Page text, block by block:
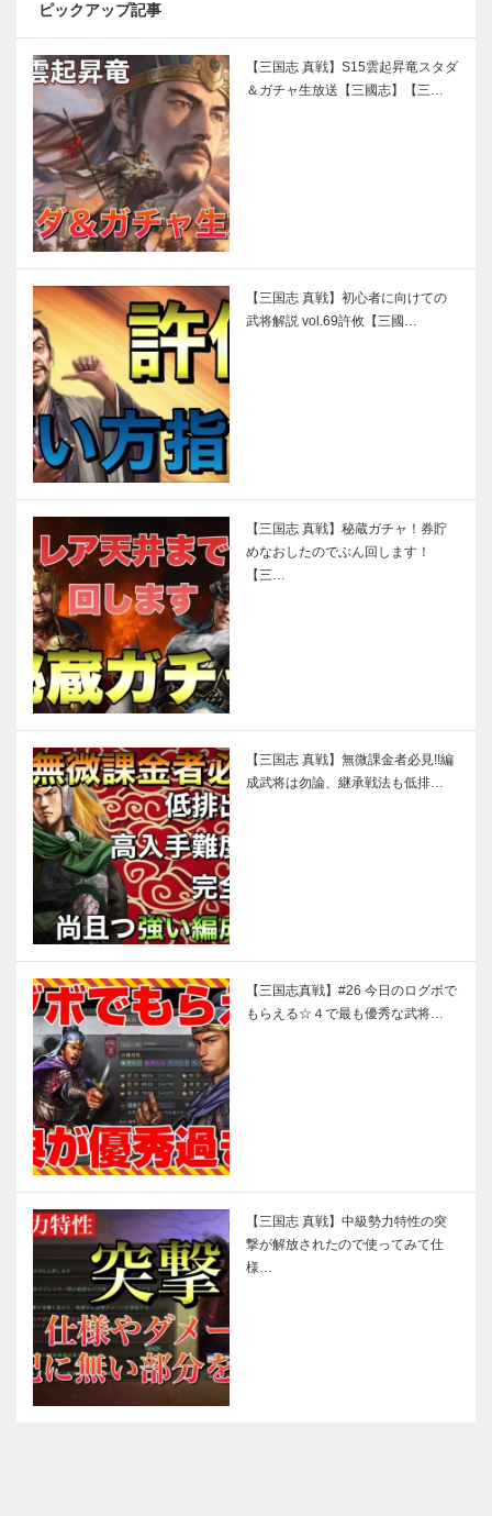
ピックアップ記事
【三国志 真戦】S15雲起昇竜スタダ
＆ガチャ生放送【三國志】【三…
【三国志 真戦】初心者に向けての
武将解説 vol.69許攸【三國…
【三国志 真戦】秘蔵ガチャ！券貯
めなおしたのでぶん回します！
【三…
【三国志 真戦】無微課金者必見!!編
成武将は勿論、継承戦法も低排…
【三国志真戦】#26 今日のログボで
もらえる☆４で最も優秀な武将…
【三国志 真戦】中級勢力特性の突
撃が解放されたので使ってみて仕
様…